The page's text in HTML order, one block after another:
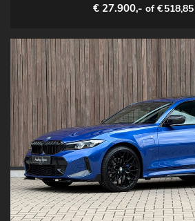
€ 27.900,- of €518,85